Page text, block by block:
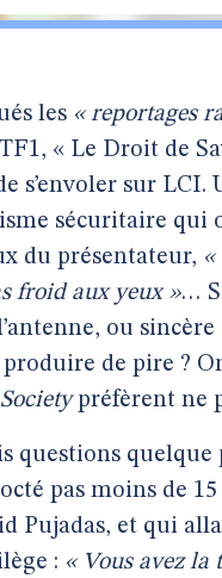
les « reportages
« Le Droit de
s’envoler sur LCI.
sécuritaire qui
du présentateur,
froid aux yeux »…
ou
de pire ?
Societypréfèrent ne
questions quelque
pas moins de
Pujadas, et qui
: « Vous avez la